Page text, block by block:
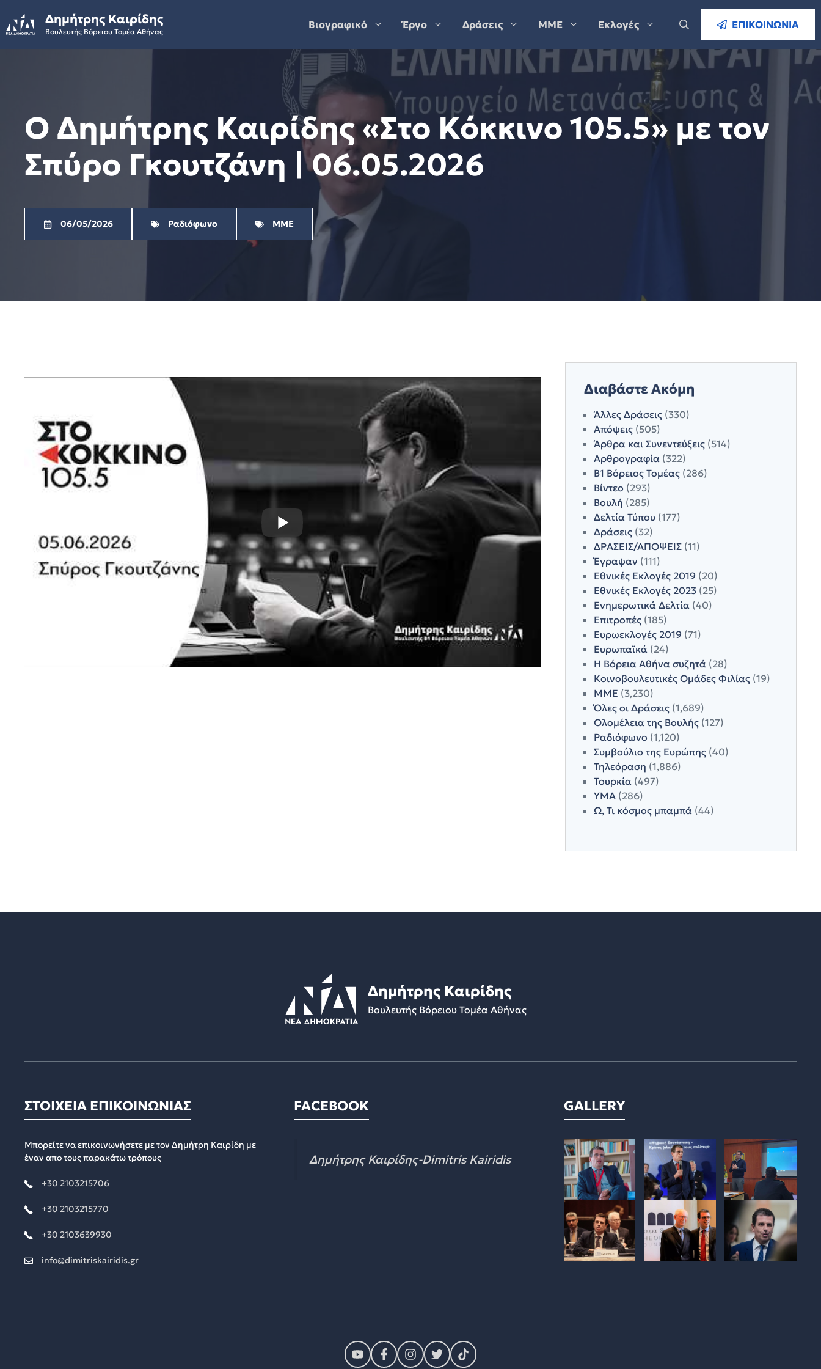
to
content
Δημήτρης Καιρίδης
Βουλευτής Βόρειου Τομέα Αθήνας
Βιογραφικό Έργο Δράσεις ΜΜΕ Εκλογές ΕΠΙΚΟΙΝΩΝΙΑ
Ο Δημήτρης Καιρίδης «Στο Κόκκινο 105.5» με τον
Σπύρο Γκουτζάνη | 06.05.2026
06/05/2026 Ραδιόφωνο ΜΜΕ
Διαβάστε Ακόμη
Άλλες Δράσεις(330)
Απόψεις(505)
Άρθρα και Συνεντεύξεις(514)
Αρθρογραφία(322)
Β1 Βόρειος Τομέας(286)
Βίντεο (293)
Βουλή (285)
Δελτία Τύπου(177)
Δράσεις(32)
ΔΡΑΣΕΙΣ/ΑΠΟΨΕΙΣ(11)
Έγραψαν (111)
Εθνικές Εκλογές 2019 (20)
Εθνικές Εκλογές 2023(25)
Ενημερωτικά Δελτία(40)
Επιτροπές(185)
Ευρωεκλογές 2019 (71)
Ευρωπαϊκά(24)
Η Βόρεια Αθήνα συζητά(28)
Κοινοβουλευτικές Ομάδες Φιλίας(19)
ΜΜΕ (3,230)
Όλες οι Δράσεις(1,689)
Ολομέλεια της Βουλής(127)
Ραδιόφωνο (1,120)
Συμβούλιο της Ευρώπης(40)
Τηλεόραση (1,886)
Τουρκία(497)
ΥΜΑ(286)
Ω, Τι κόσμος μπαμπά(44)
Δημήτρης Καιρίδης
Βουλευτής Βόρειου Τομέα Αθήνας
ΣΤΟΙΧΕΙΑ ΕΠΙΚΟΙΝΩΝΙΑΣ
Μπορείτε να επικοινωνήσετε με τον Δημήτρη Καιρίδη με
έναν απο τους παρακάτω τρόπους
+30 2103215706
+30 2103215770
+30 2103639930
info@dimitriskairidis.gr
FACEBOOK
Δημήτρης Καιρίδης-Dimitris Kairidis
GALLERY